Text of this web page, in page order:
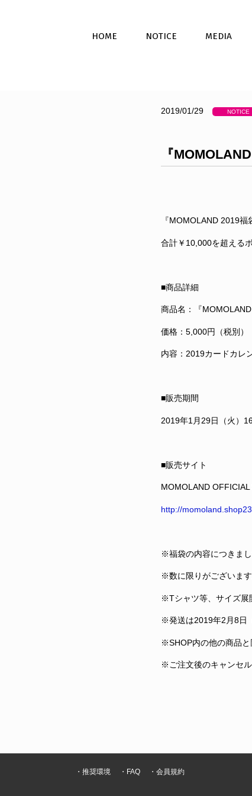
HOME NOTICE MEDIA
2019/01/29 NOTICE
『
『MOMOLAND 2019福
合計￥10,000を超える
■商品詳細
商品名：『
価格：5,000円（税別）
内容：2019カードカレ
■販売期間
2019年1月29日（火）
■販売サイト
MOMOLAND OFFICIAL
http://
※福袋の内容につきま
※数に限りがございます
※Tシャツ等、サイズ展
※発送は2019年2月8日
※SHOP内の他の商品と
※ご注文後のキャンセル
・推奨環境 ・FAQ ・会員規約